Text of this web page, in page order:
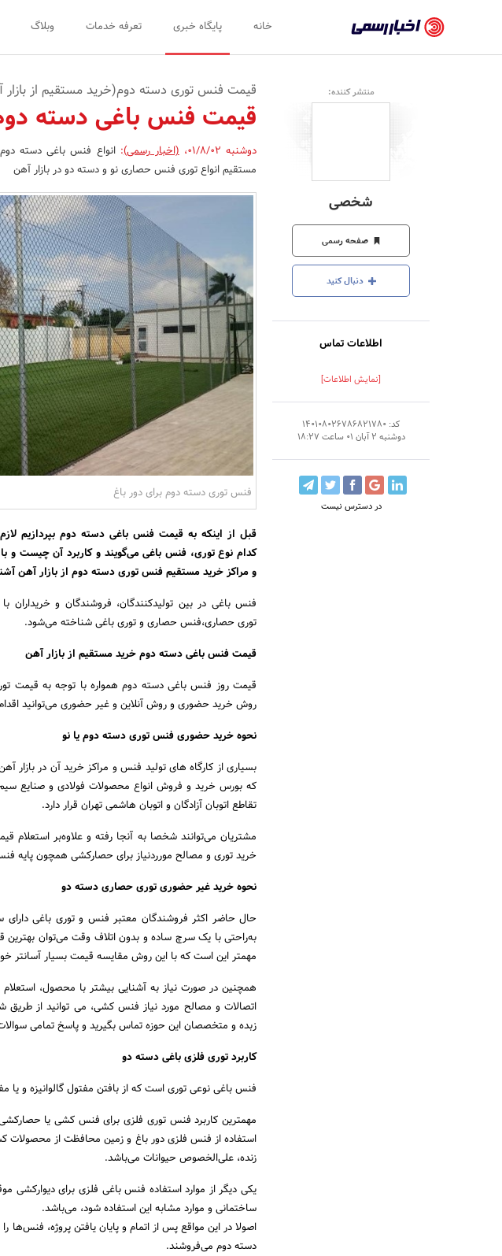
رسمی
-
اخبار
شرکت‌ها،
سازمان‌ها
و
روابط
عمومی‌ها
خانه پایگاه خبری تعرفه خدمات وبلاگ
منتشر کننده:
شخصی
صفحه رسمی
دنبال کنید
اطلاعات تماس
[نمایش اطلاعات]
کد: 140108026786821780
دوشنبه 2 آبان 01 ساعت 18:27
در دسترس نیست
قیمت فنس توری دسته دوم(خرید مستقیم از بازار
قیمت فنس باغی دسته
دوشنبه 01/8/02 ،(اخبار رسمی):انواع فنس باغی دسته
مستقیم انواع توری فنس حصاری نو و دسته دو در بازار آهن
فنس توری دسته دوم برای دور باغ
قبل از اینکه به قیمت فنس باغی دسته دوم بپردازیم
کدام نوع توری، فنس باغی می‌گویند و کاربرد آن چیست و
و مراکز خرید مستقیم فنس توری دسته دوم از بازار آهن
فنس باغی در بین تولیدکنندگان، فروشندگان و خریداران
توری حصاری،فنس حصاری و توری باغی شناخته می‌شود.
قیمت فنس باغی دسته دوم خرید مستقیم از بازار آهن
قیمت روز فنس باغی دسته دوم همواره با توجه به قیمت
روش خرید حضوری و روش آنلاین و غیر حضوری می‌توانید اقدام
نحوه خرید حضوری فنس توری دسته دوم یا نو
بسیاری از کارگاه های تولید فنس و مراکز خرید آن در
که بورس خرید و فروش انواع محصولات فولادی و صنایع
تقاطع اتوبان آزادگان و اتوبان هاشمی تهران قرار دارد.
مشتریان می‌توانند شخصا به آنجا رفته و علاوه‌بر استعلام
خرید توری و مصالح مورردنیاز برای حصارکشی همچون پایه
نحوه خرید غیر حضوری توری حصاری دسته دو
حال حاضر اکثر فروشندگان معتبر فنس و توری باغی
به‌راحتی با یک سرچ ساده و بدون اتلاف وقت می‌توان بهترین
مهمتر این است که با این روش مقایسه قیمت بسیار آسانتر
همچنین در صورت نیاز به آشنایی بیشتر با محصول،
اتصالات و مصالح مورد نیاز فنس کشی، می توانید از
زبده و متخصصان این حوزه تماس بگیرید و پاسخ تمامی سوالات
کاربرد توری فلزی باغی دسته دو
فنس باغی نوعی توری است که از بافتن مفتول گالوانیزه و
مهمترین کاربرد فنس توری فلزی برای فنس کشی یا
استفاده از فنس فلزی دور باغ و زمین محافظت از محصولات
زنده، علی‌الخصوص حیوانات می‌باشد.
یکی دیگر از موارد استفاده فنس باغی فلزی برای
ساختمانی و موارد مشابه این استفاده شود، می‌باشد.
اصولا در این مواقع پس از اتمام و پایان یافتن پروژه،
دسته دوم می‌فروشند.